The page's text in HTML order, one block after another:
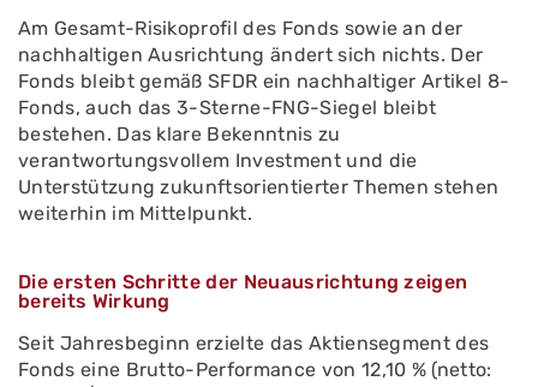
Am Gesamt-Risikoprofil des Fonds sowie an der
nachhaltigen Ausrichtung ändert sich nichts. Der
Fonds bleibt gemäß SFDR ein nachhaltiger Artikel 8-
Fonds, auch das 3-Sterne-FNG-Siegel bleibt
bestehen. Das klare Bekenntnis zu
verantwortungsvollem Investment und die
Unterstützung zukunftsorientierter Themen stehen
weiterhin im Mittelpunkt.
Die ersten Schritte der Neuausrichtung zeigen
bereits Wirkung
Seit Jahresbeginn erzielte das Aktiensegment des
Fonds eine Brutto-Performance von 12,10 % (netto: